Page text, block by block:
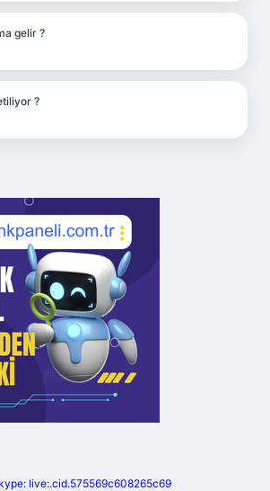
gelir ?
?
live:.cid.575569c608265c69